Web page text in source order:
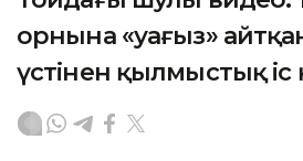
орнына «уағыз»
үстінен қылмыстық іс